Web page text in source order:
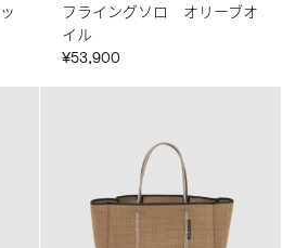
フライングソロ オリーブオ
イル
¥53,900